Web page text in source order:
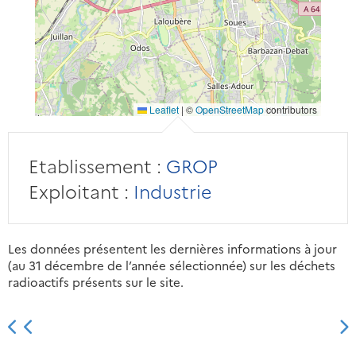
Leaflet | ©OpenStreetMapcontributors
Etablissement : GROP
Exploitant : Industrie
Les données présentent les dernières informations à jour
(au 31 décembre de l’année sélectionnée) sur les déchets
radioactifs présents sur le site.